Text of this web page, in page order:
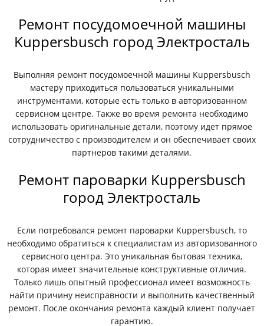
Ремонт посудомоечной машины
Kuppersbusch город Электросталь
Выполняя ремонт посудомоечной машины Kuppersbusch
мастеру приходиться пользоваться уникальными
инструментами, которые есть только в авторизованном
сервисном центре. Также во время ремонта необходимо
использовать оригинальные детали, поэтому идет прямое
сотрудничество с производителем и он обеспечивает своих
партнеров такими деталями.
Ремонт пароварки Kuppersbusch
город Электросталь
Если потребовался ремонт пароварки Kuppersbusch, то
необходимо обратиться к специалистам из авторизованного
сервисного центра. Это уникальная бытовая техника,
которая имеет значительные конструктивные отличия.
Только лишь опытный профессионал имеет возможность
найти причину неисправности и выполнить качественный
ремонт. После окончания ремонта каждый клиент получает
гарантию.